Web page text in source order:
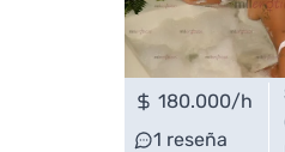
180.000/h
1 reseña